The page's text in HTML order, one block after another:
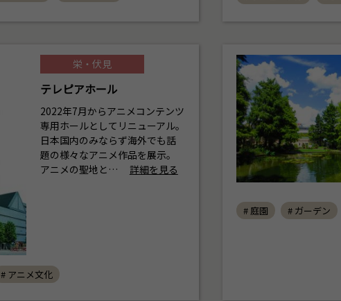
栄・伏見
テレピアホール
2022年7月からアニメコンテンツ
専用ホールとしてリニューアル。
日本国内のみならず海外でも話
題の様々なアニメ作品を展示。
アニメの聖地と…
詳細を見る
# アニメ文化
# 庭園 # ガーデン